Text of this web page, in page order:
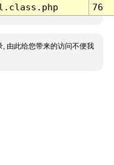
76
由此给您带来的访问不便我